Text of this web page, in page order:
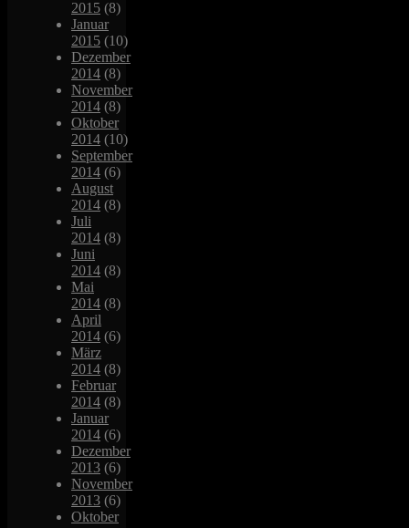
2015 (8)
Januar
2015 (10)
Dezember
2014 (8)
November
2014 (8)
Oktober
2014 (10)
September
2014 (6)
August
2014 (8)
Juli
2014 (8)
Juni
2014 (8)
Mai
2014 (8)
April
2014 (6)
März
2014 (8)
Februar
2014 (8)
Januar
2014 (6)
Dezember
2013 (6)
November
2013 (6)
Oktober